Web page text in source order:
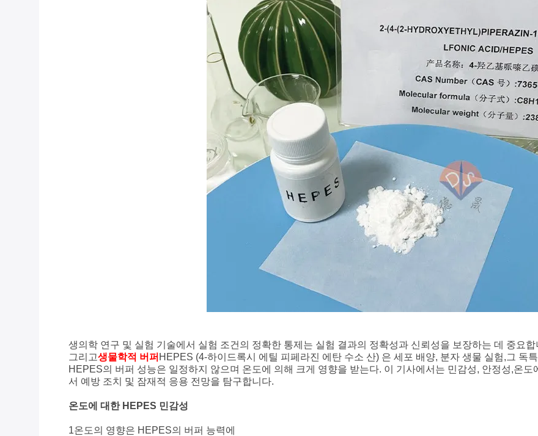
생의학 연구 및 실험 기술에서 실험 조건의 정확한 통제는 실험 결과의 정확성과 신뢰성을 보장하는 데 중요
그리고생물학적 버퍼 HEPES (4-하이드록시 에틸 피페라진 에탄 수소 산) 은 세포 배양, 분자 생물 실험,그 독
HEPES의 버퍼 성능은 일정하지 않으며 온도에 의해 크게 영향을 받는다. 이 기사에서는 민감성, 안정성,온
서 예방 조치 및 잠재적 응용 전망을 탐구합니다.
온도에 대한 HEPES 민감성
1온도의 영향은 HEPES의 버퍼 능력에